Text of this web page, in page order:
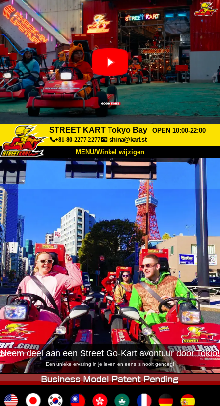
STREET KART Tokyo Bay
OPEN 10:00-22:00
📞+81-80-2277-2277📧 shina@kart.st
MENU/Winkel wijzigen
TOP
Specificaties Prijzen
Boekingen
Winkel wijzigen
Tokyo Shinagawa Tokyo Akihabara#1
Tokyo Akihabara#2 Tokyo Shibuya
Tokyo Shibuya Annex Tokyo Bay
Tokyo Asakusa Osaka
Okinawa
Neem deel aan een Street Go-Kart avontuur door Tokio!
Een unieke ervaring in je leven en eens is nooit genoeg!